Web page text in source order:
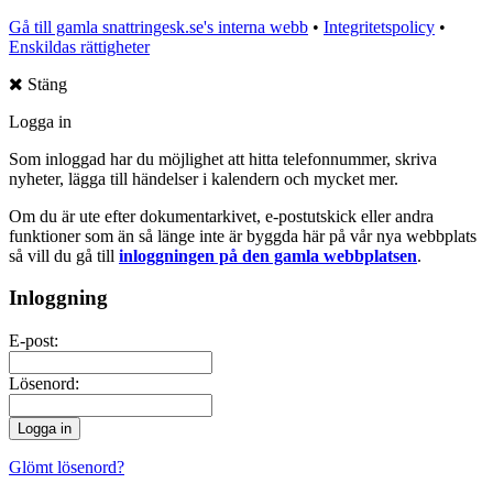
Gå till gamla snattringesk.se's interna webb • Integritetspolicy •
Enskildas rättigheter
Stäng
Logga in
Som inloggad har du möjlighet att hitta telefonnummer, skriva
nyheter, lägga till händelser i kalendern och mycket mer.
Om du är ute efter dokumentarkivet, e-postutskick eller andra
funktioner som än så länge inte är byggda här på vår nya webbplats
så vill du gå till inloggningen på den gamla webbplatsen.
Inloggning
E-post:
Lösenord:
Glömt lösenord?